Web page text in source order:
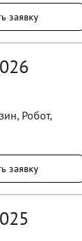
заявку
, Робот,
заявку